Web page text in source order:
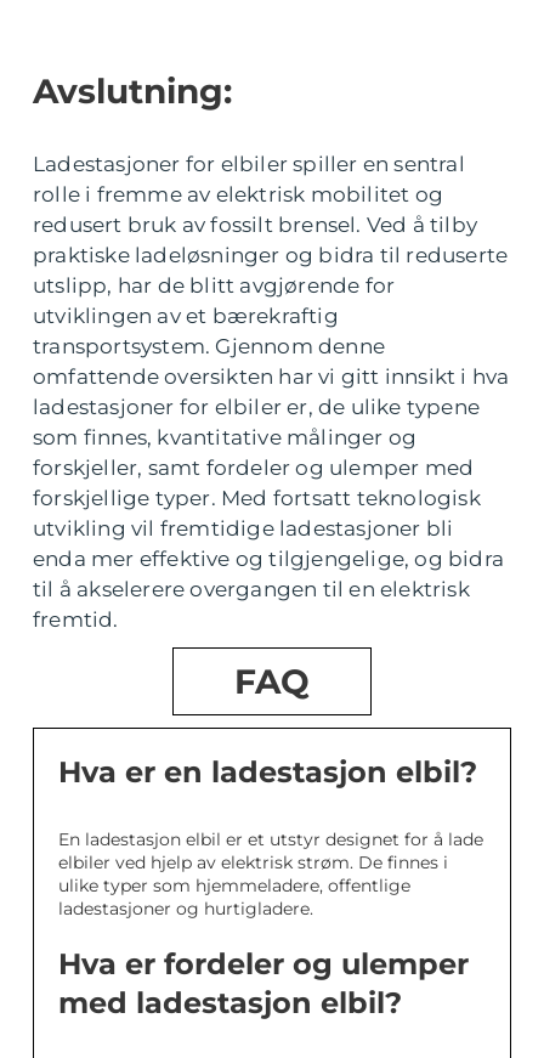
Avslutning:
Ladestasjoner for elbiler spiller en sentral
rolle i fremme av elektrisk mobilitet og
redusert bruk av fossilt brensel. Ved å tilby
praktiske ladeløsninger og bidra til reduserte
utslipp, har de blitt avgjørende for
utviklingen av et bærekraftig
transportsystem. Gjennom denne
omfattende oversikten har vi gitt innsikt i hva
ladestasjoner for elbiler er, de ulike typene
som finnes, kvantitative målinger og
forskjeller, samt fordeler og ulemper med
forskjellige typer. Med fortsatt teknologisk
utvikling vil fremtidige ladestasjoner bli
enda mer effektive og tilgjengelige, og bidra
til å akselerere overgangen til en elektrisk
fremtid.
FAQ
Hva er en ladestasjon elbil?
En ladestasjon elbil er et utstyr designet for å lade
elbiler ved hjelp av elektrisk strøm. De finnes i
ulike typer som hjemmeladere, offentlige
ladestasjoner og hurtigladere.
Hva er fordeler og ulemper
med ladestasjon elbil?